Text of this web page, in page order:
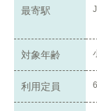
最寄駅
対象年齢
利用定員